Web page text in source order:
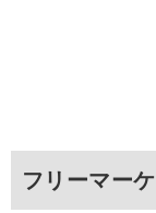
フリーマー